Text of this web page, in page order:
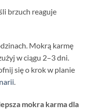
brzuch reaguje
Mokrą karmę
w ciągu 2–3 dni.
się o krok w planie
.
mokra karma dla